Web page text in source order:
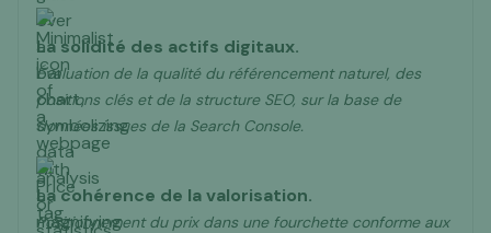
La solidité des actifs digitaux.
Évaluation de la qualité du référencement naturel, des
positions clés et de la structure SEO, sur la base de
données issues de la Search Console.
La cohérence de la valorisation.
Positionnement du prix dans une fourchette conforme aux